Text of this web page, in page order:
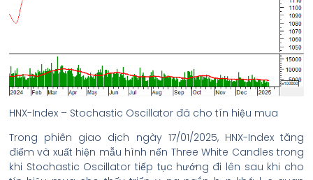
HNX-Index – Stochastic Oscillator đã cho tín hiệu mua
Trong phiên giao dịch ngày 17/01/2025, HNX-Index tăng
điểm và xuất hiện mẫu hình nến Three White Candles trong
khi Stochastic Oscillator tiếp tục hướng đi lên sau khi cho